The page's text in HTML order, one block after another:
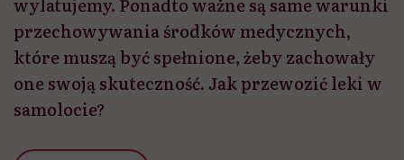
wylatujemy. Ponadto ważne są same warunki
przechowywania środków medycznych,
które muszą być spełnione, żeby zachowały
one swoją skuteczność. Jak przewozić leki w
samolocie?